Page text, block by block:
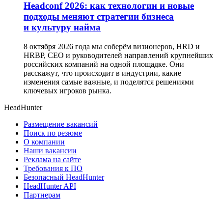
Headсonf 2026: как технологии и новые
подходы меняют стратегии бизнеса
и культуру найма
8 октября 2026 года мы соберём визионеров, HRD и
HRBP, СЕО и руководителей направлений крупнейших
российских компаний на одной площадке. Они
расскажут, что происходит в индустрии, какие
изменения самые важные, и поделятся решениями
ключевых игроков рынка.
HeadHunter
Размещение вакансий
Поиск по резюме
О компании
Наши вакансии
Реклама на сайте
Требования к ПО
Безопасный HeadHunter
HeadHunter API
Партнерам